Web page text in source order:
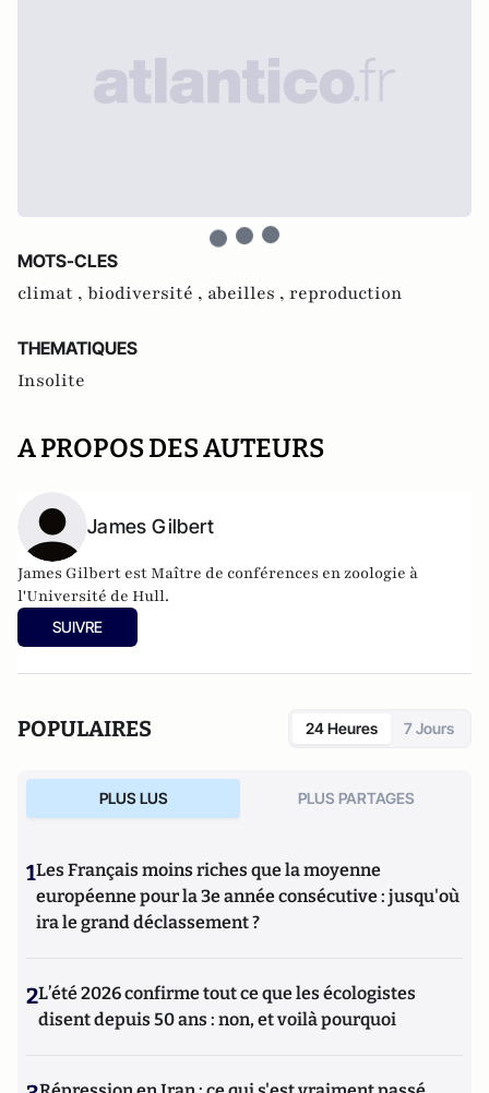
MOTS-CLES
climat , biodiversité , abeilles , reproduction
THEMATIQUES
Insolite
A PROPOS DES AUTEURS
James Gilbert
James Gilbert est Maître de conférences en zoologie à
l'Université de Hull.
SUIVRE
POPULAIRES 24 Heures 7 Jours
PLUS LUS PLUS PARTAGES
1Les Français moins riches que la moyenne
européenne pour la 3e année consécutive : jusqu'où
ira le grand déclassement ?
2L’été 2026 confirme tout ce que les écologistes
disent depuis 50 ans : non, et voilà pourquoi